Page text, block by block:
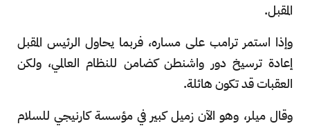
المقبل.
وإذا استمر ترامب على مساره، فربما يحاول الرئيس المقبل
إعادة ترسيخ دور واشنطن كضامن للنظام العالمي، ولكن
العقبات قد تكون هائلة.
وقال ميلر، وهو الآن زميل كبير في مؤسسة كارنيجي للسلام